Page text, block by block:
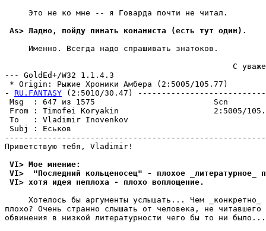
     Это не ко мне -- я Говарда почти не читал.
As> Ладно, пойду пинать конаниста (есть тут один).
     Именно. Всегда надо спрашивать знатоков.
С
--- GoldEd+/W32 1.1.4.3
* Origin: Рыжие Хроники Амбера (2:5005/105.77)
- RU.FANTASY (2:5010/30.47)
Msg  : 647 из 1575
From : Timofei Koryakin                    2:5005/
To   : Vladimir Inovenkov
Subj :
Приветствую тебя, Vladimir!
VI> Мое мнение:
VI>  "Последний кольценосец" - плохое _литеpатypное_
VI> хотя идея неплоха - плохо воплощение.
Хотелось бы аргументы услышать... Чем _конкретно_
плохо? Очень странно слышать от человека, не читавшего
обвинения в низкой литературности чего бы то ни было...